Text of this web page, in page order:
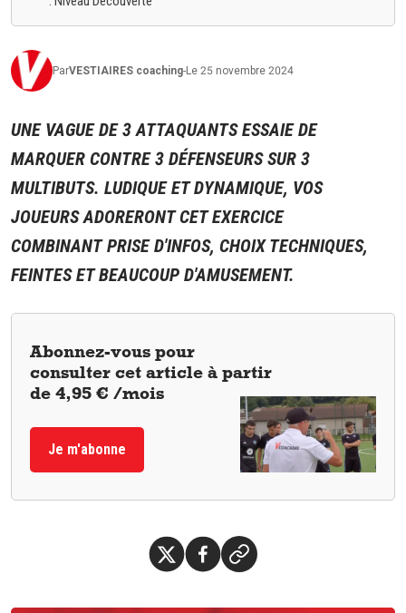
ParVESTIAIRES coaching-Le 25 novembre 2024
UNE VAGUE DE 3 ATTAQUANTS ESSAIE DE
MARQUER CONTRE 3 DÉFENSEURS SUR 3
MULTIBUTS. LUDIQUE ET DYNAMIQUE, VOS
JOUEURS ADORERONT CET EXERCICE
COMBINANT PRISE D'INFOS, CHOIX TECHNIQUES,
FEINTES ET BEAUCOUP D'AMUSEMENT.
Abonnez-vous pour
consulter cet article à partir
de 4,95 € /mois
Je m'abonne